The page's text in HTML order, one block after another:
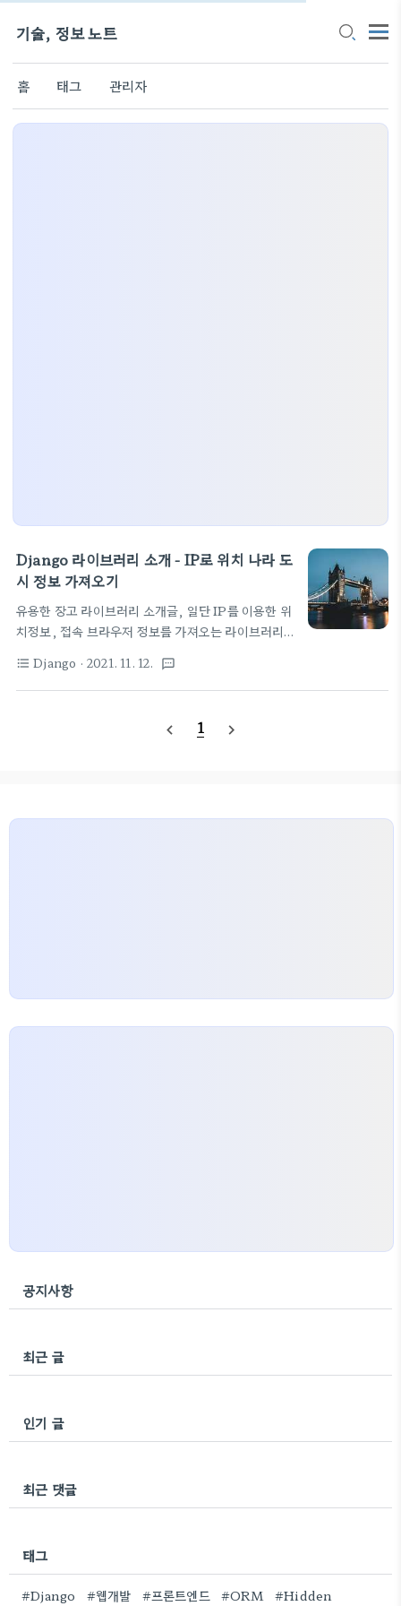
기술, 정보 노트
홈 태그 관리자
Django 라이브러리 소개 - IP로 위치 나라 도
시 정보 가져오기
유용한 장고 라이브러리 소개글, 일단 IP를 이용한 위
치정보, 접속 브라우저 정보를 가져오는 라이브러리,
ratelimit 기능을 소개해 보자. 현재 듣고 있는 장고
강의에 소스에 포함된 내용을 공부할 겸 추려본다 -
( 패스트캠퍼스 ) Django 위치정보 IP나 도메인 주소
가져와서 업데이트 하면 꽤 괜찮은 정확한 정보를 사
format_list_bulleted Django · 2021. 11. 12. textsms
navigate_before 1 navigate_next
공지사항
최근 글
인기 글
최근 댓글
태그
#Django #웹개발 #프론트엔드 #ORM #Hidden